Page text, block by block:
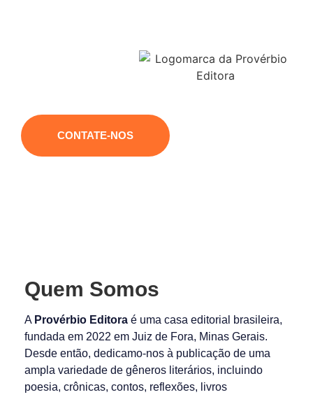
CONTATE-NOS
Quem Somos
A Provérbio Editora é uma casa editorial brasileira,
fundada em 2022 em Juiz de Fora, Minas Gerais.
Desde então, dedicamo-nos à publicação de uma
ampla variedade de gêneros literários, incluindo
poesia, crônicas, contos, reflexões, livros